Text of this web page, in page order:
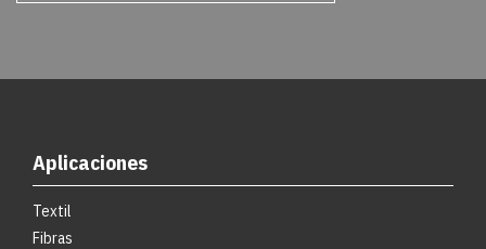
Aplicaciones
Textil
Fibras